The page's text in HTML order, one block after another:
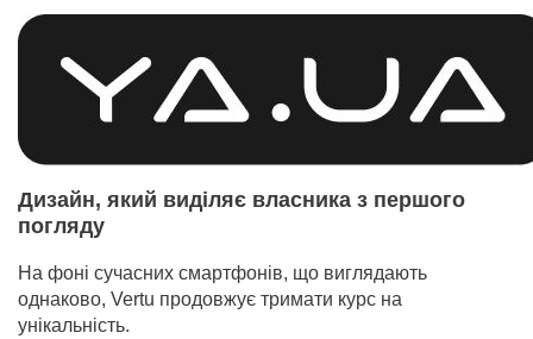
Дизайн, який виділяє власника з першого
погляду
На фоні сучасних смартфонів, що виглядають
однаково, Vertu продовжує тримати курс на
унікальність.